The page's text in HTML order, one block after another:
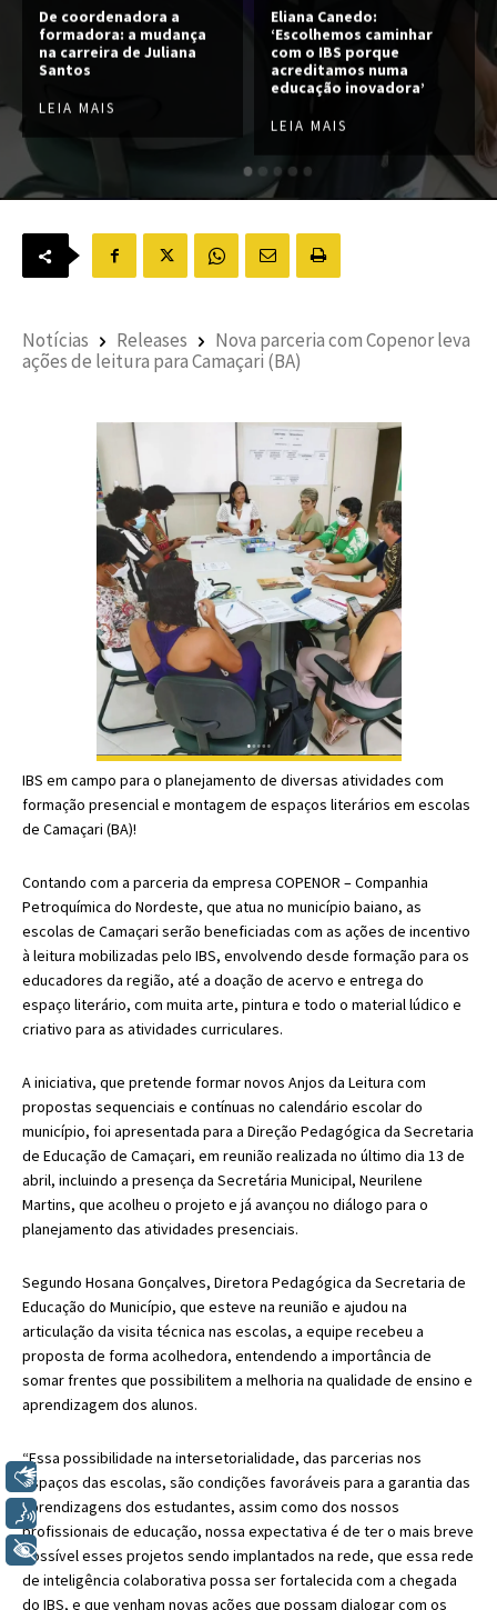
De coordenadora a
formadora: a mudança
na carreira de Juliana
Santos
LEIA MAIS
Eliana Canedo:
‘Escolhemos caminhar
com o IBS porque
acreditamos numa
educação inovadora’
LEIA MAIS
Notícias Releases
Nova parceria com Copenor leva
ações de leitura para Camaçari (BA)
IBS em campo para o planejamento de diversas atividades com
formação presencial e montagem de espaços literários em escolas
de Camaçari (BA)!
Contando com a parceria da empresa COPENOR – Companhia
Petroquímica do Nordeste, que atua no município baiano, as
escolas de Camaçari serão beneficiadas com as ações de incentivo
à leitura mobilizadas pelo IBS, envolvendo desde formação para os
educadores da região, até a doação de acervo e entrega do
espaço literário, com muita arte, pintura e todo o material lúdico e
criativo para as atividades curriculares.
A iniciativa, que pretende formar novos Anjos da Leitura com
propostas sequenciais e contínuas no calendário escolar do
município, foi apresentada para a Direção Pedagógica da Secretaria
de Educação de Camaçari, em reunião realizada no último dia 13 de
abril, incluindo a presença da Secretária Municipal, Neurilene
Martins, que acolheu o projeto e já avançou no diálogo para o
planejamento das atividades presenciais.
Segundo Hosana Gonçalves, Diretora Pedagógica da Secretaria de
Educação do Município, que esteve na reunião e ajudou na
articulação da visita técnica nas escolas, a equipe recebeu a
proposta de forma acolhedora, entendendo a importância de
somar frentes que possibilitem a melhoria na qualidade de ensino e
aprendizagem dos alunos.
“Essa possibilidade na intersetorialidade, das parcerias nos
espaços das escolas, são condições favoráveis para a garantia das
aprendizagens dos estudantes, assim como dos nossos
profissionais de educação, nossa expectativa é de ter o mais breve
possível esses projetos sendo implantados na rede, que essa rede
de inteligência colaborativa possa ser fortalecida com a chegada
do IBS, e que venham novas ações que possam dialogar com os
Libras
Voz
+ Acessibilidade